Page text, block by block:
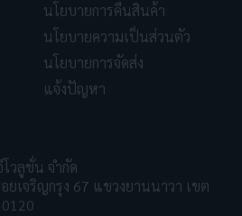
นโยบายการคืนสินค้า
นโยบายความเป็นส่วนตัว
นโยบายการจัดส่ง
แจ้งปัญหา
วลูชั่น จำกัด
ยเจริญกรุง 67 แขวงยานนาวา เขต